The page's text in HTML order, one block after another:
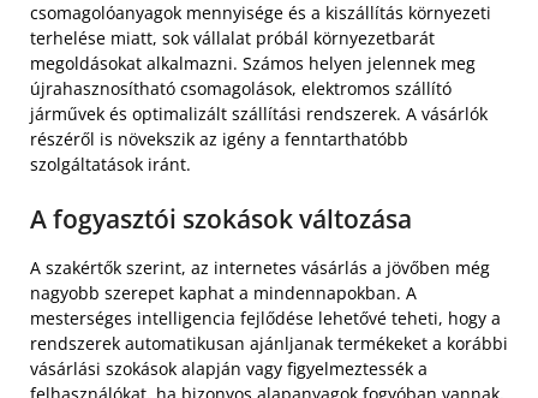
csomagolóanyagok mennyisége és a kiszállítás környezeti
terhelése miatt, sok vállalat próbál környezetbarát
megoldásokat alkalmazni. Számos helyen jelennek meg
újrahasznosítható csomagolások, elektromos szállító
járművek és optimalizált szállítási rendszerek. A vásárlók
részéről is növekszik az igény a fenntarthatóbb
szolgáltatások iránt.
A fogyasztói szokások változása
A szakértők szerint, az internetes vásárlás a jövőben még
nagyobb szerepet kaphat a mindennapokban. A
mesterséges intelligencia fejlődése lehetővé teheti, hogy a
rendszerek automatikusan ajánljanak termékeket a korábbi
vásárlási szokások alapján vagy figyelmeztessék a